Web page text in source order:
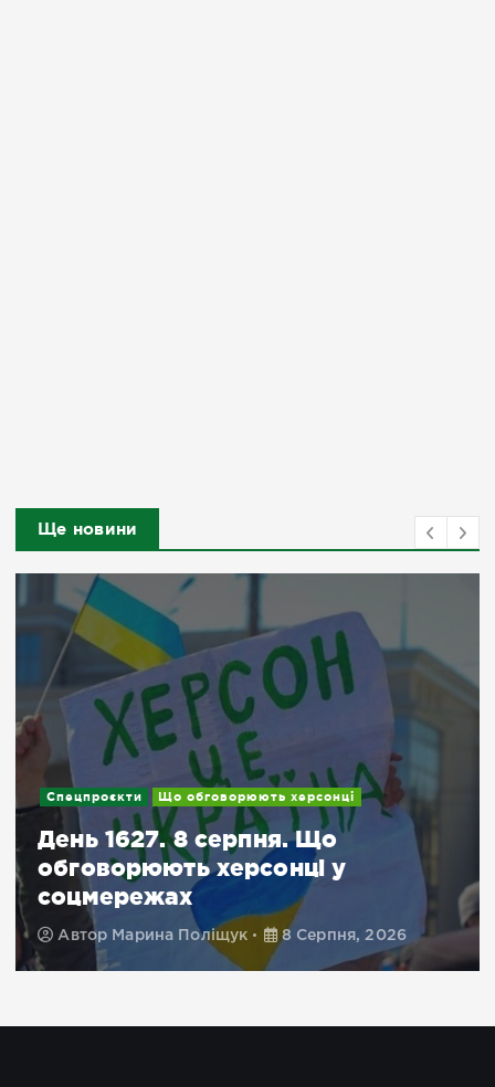
Ще новини
Новини Подробиці
Евакуація з Херсонщини:
доступні місця для тимчасового
проживання в Миколаєві й
Кривому Розі
АвторМарина Поліщук 8 Серпня, 2026